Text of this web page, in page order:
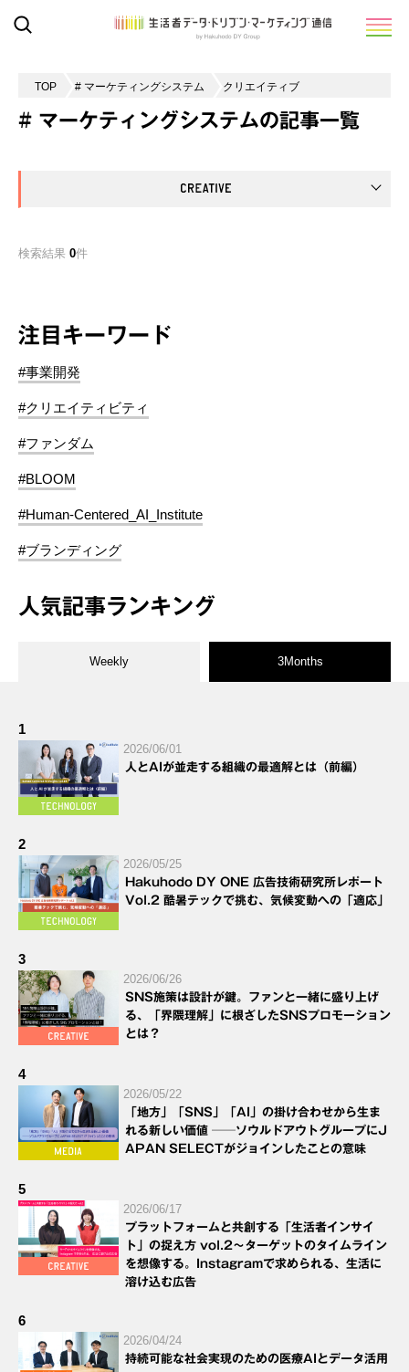
TOP # マーケティングシステム クリエイティブ
# マーケティングシステムの記事一覧
検索結果 0件
注目キーワード
#事業開発
#クリエイティビティ
#ファンダム
#BLOOM
#Human-Centered_AI_Institute
#ブランディング
人気記事ランキング
Weekly 3Months
1
2026/06/01
人とAIが並走する組織の最適解とは（前編）
2
2026/05/25
Hakuhodo DY ONE 広告技術研究所レポート
Vol.2 酷暑テックで挑む、気候変動への「適応」
3
2026/06/26
SNS施策は設計が鍵。ファンと一緒に盛り上げ
る、「界隈理解」に根ざしたSNSプロモーション
とは？
4
2026/05/22
「地方」「SNS」「AI」の掛け合わせから生ま
れる新しい価値 ──ソウルドアウトグループにJ
APAN SELECTがジョインしたことの意味
5
2026/06/17
プラットフォームと共創する「生活者インサイ
ト」の捉え方 vol.2～ターゲットのタイムライン
を想像する。Instagramで求められる、生活に
溶け込む広告
6
2026/04/24
持続可能な社会実現のための医療AIとデータ活用